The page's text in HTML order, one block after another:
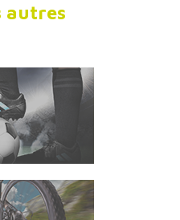
autres